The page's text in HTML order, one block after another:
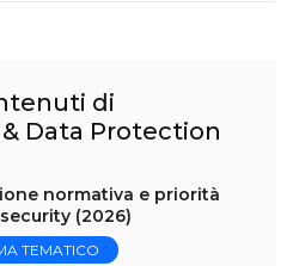
di
Data Protection
normativa e priorità
(2026)
TEMATICO